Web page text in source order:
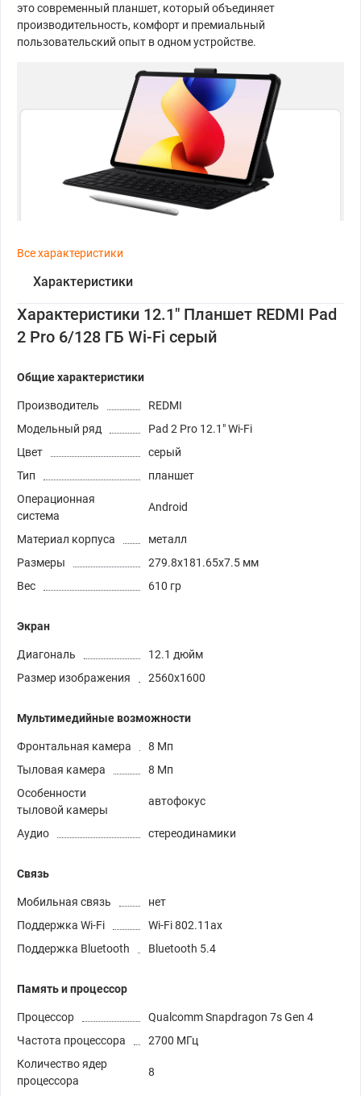
это современный планшет, который объединяет
производительность, комфорт и премиальный
пользовательский опыт в одном устройстве.
Все характеристики
Характеристики
Характеристики 12.1" Планшет REDMI Pad
2 Pro 6/128 ГБ Wi-Fi серый
Общие характеристики
Производитель
REDMI
Модельный ряд
Pad 2 Pro 12.1" Wi-Fi
Цвет
серый
Тип
планшет
Операционная
система
Android
Материал корпуса
металл
Размеры
279.8x181.65x7.5 мм
Вес
610 гр
Экран
Диагональ
12.1 дюйм
Размер изображения
2560x1600
Мультимедийные возможности
Фронтальная камера
8 Мп
Тыловая камера
8 Мп
Особенности
тыловой камеры
автофокус
Аудио стереодинамики
Связь
Мобильная связь
нет
Поддержка Wi-Fi
Wi-Fi 802.11ax
Поддержка Bluetooth
Bluetooth 5.4
Память и процессор
Процессор
Qualcomm Snapdragon 7s Gen 4
Частота процессора
2700 МГц
Количество ядер
процессора
8